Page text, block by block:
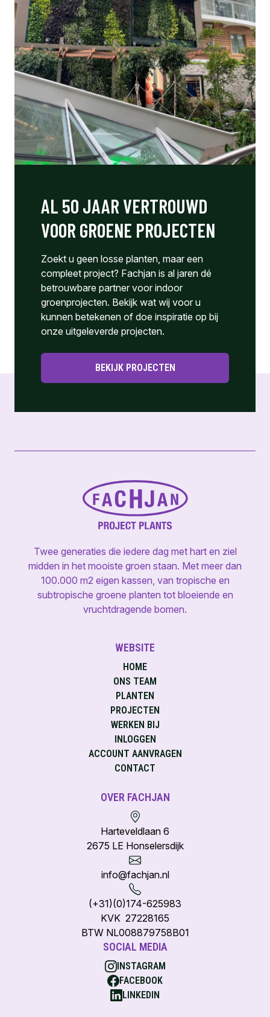
AL 50 JAAR VERTROUWD
VOOR GROENE PROJECTEN
Zoekt u geen losse planten, maar een
compleet project? Fachjan is al jaren dé
betrouwbare partner voor indoor
groenprojecten. Bekijk wat wij voor u
kunnen betekenen of doe inspiratie op bij
onze uitgeleverde projecten.
BEKIJK PROJECTEN
Twee generaties die iedere dag met hart en ziel
midden in het mooiste groen staan. Met meer dan
100.000 m2 eigen kassen, van tropische en
subtropische groene planten tot bloeiende en
vruchtdragende bomen.
WEBSITE
HOME
ONS TEAM
PLANTEN
PROJECTEN
WERKEN BIJ
INLOGGEN
ACCOUNT AANVRAGEN
CONTACT
OVER FACHJAN
Harteveldlaan 6
2675 LE Honselersdijk
info@fachjan.nl
(+31)(0)174-625983
KVK 27228165
BTW NL008879758B01
SOCIAL MEDIA
INSTAGRAM
FACEBOOK
LINKEDIN